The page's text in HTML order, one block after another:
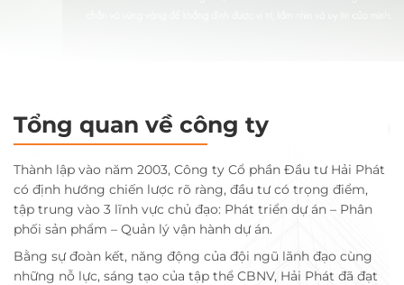
Tổng quan về công ty
Thành lập vào năm 2003, Công ty Cổ phần Đầu tư Hải Phát
có định hướng chiến lược rõ ràng, đầu tư có trọng điểm,
tập trung vào 3 lĩnh vực chủ đạo: Phát triển dự án – Phân
phối sản phẩm – Quản lý vận hành dự án.
Bằng sự đoàn kết, năng động của đội ngũ lãnh đạo cùng
những nỗ lực, sáng tạo của tập thể CBNV, Hải Phát đã đạt